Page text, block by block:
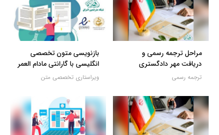
مراحل ترجمه رسمی و
دریافت مهر دادگستری
ترجمه رسمی
بازنویسی متون تخصصی
انگلیسی با گارانتی مادام العمر
ویراستاری تخصصی متن